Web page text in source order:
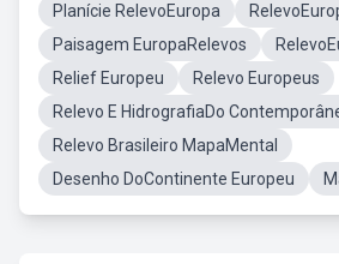
Planície RelevoEuropa
Paisagem EuropaRelevos
Relief Europeu
Relevo Europeus
Relevo E HidrografiaDo
Relevo Brasileiro MapaMental
Desenho DoContinente Europeu